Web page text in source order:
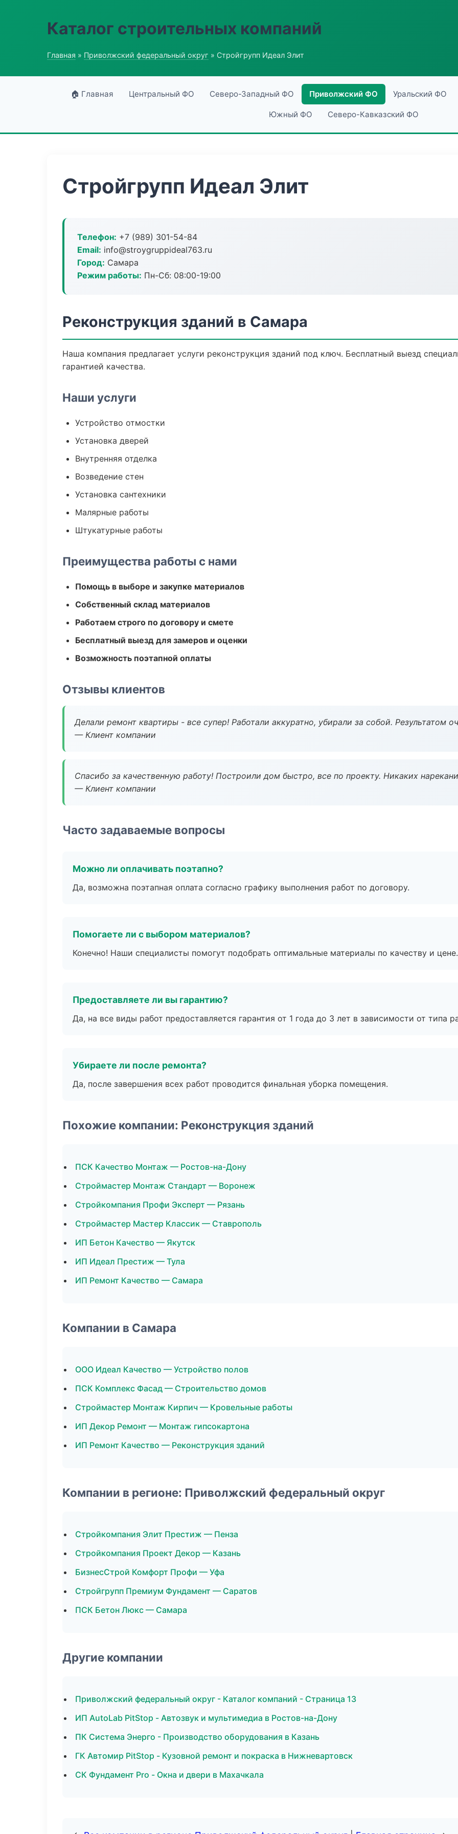
Каталог строительных компаний
Главная » Приволжский федеральный округ » Стройгрупп Идеал Элит
🏠 Главная Центральный ФО Северо-Западный ФО Приволжский ФО Уральский ФО
Южный ФО Северо-Кавказский ФО
Стройгрупп Идеал Элит
Телефон: +7 (989) 301-54-84
Email: info@stroygruppideal763.ru
Город: Самара
Режим работы: Пн-Сб: 08:00-19:00
Реконструкция зданий в Самара
Наша компания предлагает услуги реконструкция зданий под ключ. Бесплатный выезд
гарантией качества.
Наши услуги
Устройство отмостки
Установка дверей
Внутренняя отделка
Возведение стен
Установка сантехники
Малярные работы
Штукатурные работы
Преимущества работы с нами
Помощь в выборе и закупке материалов
Собственный склад материалов
Работаем строго по договору и смете
Бесплатный выезд для замеров и оценки
Возможность поэтапной оплаты
Отзывы клиентов
Делали ремонт квартиры - все супер! Работали аккуратно, убирали за собой. Результатом
— Клиент компании
Спасибо за качественную работу! Построили дом быстро, все по проекту. Никаких
— Клиент компании
Часто задаваемые вопросы
Можно ли оплачивать поэтапно?
Да, возможна поэтапная оплата согласно графику выполнения работ по договору.
Помогаете ли с выбором материалов?
Конечно! Наши специалисты помогут подобрать оптимальные материалы по качеству и цене.
Предоставляете ли вы гарантию?
Да, на все виды работ предоставляется гарантия от 1 года до 3 лет в зависимости от типа
Убираете ли после ремонта?
Да, после завершения всех работ проводится финальная уборка помещения.
Похожие компании: Реконструкция зданий
ПСК Качество Монтаж — Ростов-на-Дону
Строймастер Монтаж Стандарт — Воронеж
Стройкомпания Профи Эксперт — Рязань
Строймастер Мастер Классик — Ставрополь
ИП Бетон Качество — Якутск
ИП Идеал Престиж — Тула
ИП Ремонт Качество — Самара
Компании в Самара
ООО Идеал Качество — Устройство полов
ПСК Комплекс Фасад — Строительство домов
Строймастер Монтаж Кирпич — Кровельные работы
ИП Декор Ремонт — Монтаж гипсокартона
ИП Ремонт Качество — Реконструкция зданий
Компании в регионе: Приволжский федеральный округ
Стройкомпания Элит Престиж — Пенза
Стройкомпания Проект Декор — Казань
БизнесСтрой Комфорт Профи — Уфа
Стройгрупп Премиум Фундамент — Саратов
ПСК Бетон Люкс — Самара
Другие компании
Приволжский федеральный округ - Каталог компаний - Страница 13
ИП AutoLab PitStop - Автозвук и мультимедиа в Ростов-на-Дону
ПК Система Энерго - Производство оборудования в Казань
ГК Автомир PitStop - Кузовной ремонт и покраска в Нижневартовск
СК Фундамент Pro - Окна и двери в Махачкала